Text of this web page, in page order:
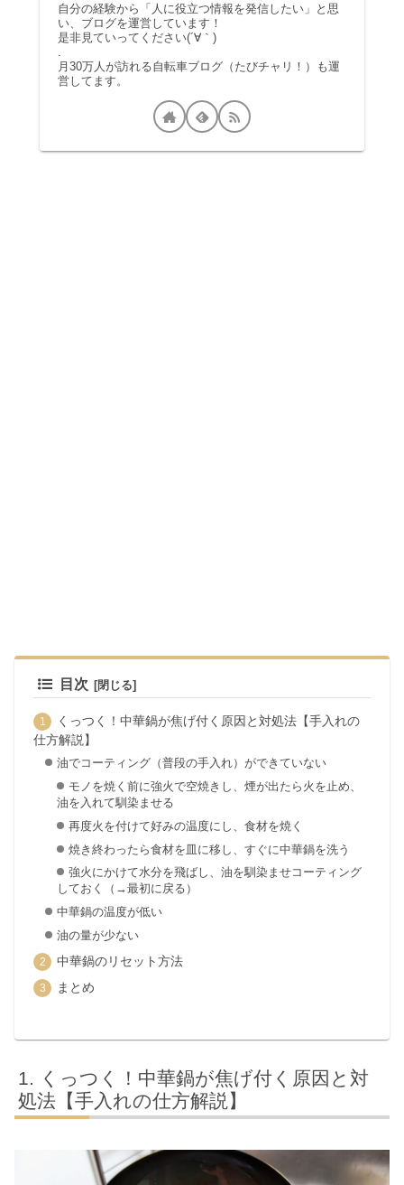
自分の経験から「人に役立つ情報を発信したい」と思
い、ブログを運営しています！
是非見ていってください(´∀｀)
月30万人が訪れる自転車ブログ（たびチャリ！）も運
営してます。
目次
くっつく！中華鍋が焦げ付く原因と対処法【手入れの
仕方解説】
油でコーティング（普段の手入れ）ができていない
モノを焼く前に強火で空焼きし、煙が出たら火を止め、
油を入れて馴染ませる
再度火を付けて好みの温度にし、食材を焼く
焼き終わったら食材を皿に移し、すぐに中華鍋を洗う
強火にかけて水分を飛ばし、油を馴染ませコーティング
しておく（→最初に戻る）
中華鍋の温度が低い
油の量が少ない
中華鍋のリセット方法
まとめ
くっつく！中華鍋が焦げ付く原因と対
処法【手入れの仕方解説】